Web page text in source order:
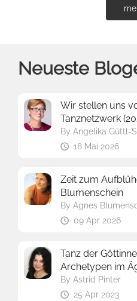
Neueste
Wir stellen uns
Tanznetzwerk
ByAngelika Güttl-
18 Mai 2026
Zeit zum
Blumenschein
ByAgnes
09 Apr 2026
Tanz der
Archetypen im
ByAstrid Pinter
25 Apr 2023